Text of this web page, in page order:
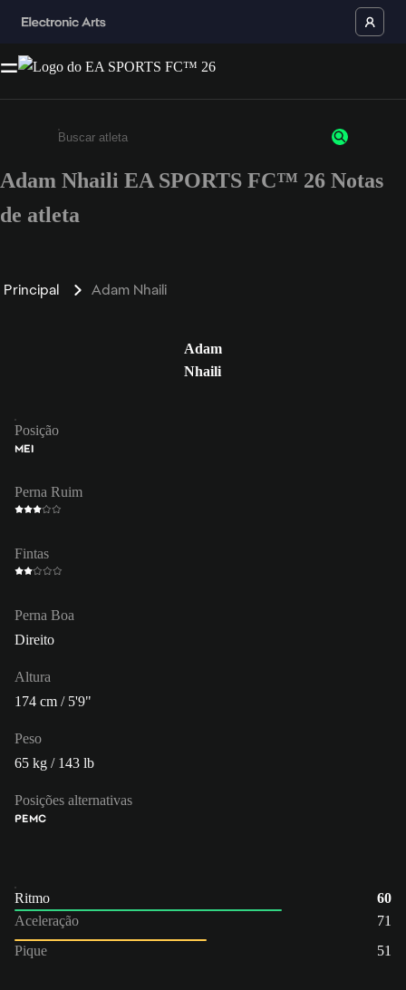
Insira pelo menos 3 caracteres ou números
Adam Nhaili EA SPORTS FC™ 26 Notas
de atleta
Principal Adam Nhaili
Adam
Nhaili
Posição
MEI
Perna Ruim
Fintas
Perna Boa
Direito
Altura
174 cm / 5'9"
Peso
65 kg / 143 lb
Posições alternativas
PEMC
Ritmo
60
Aceleração
71
Pique
51